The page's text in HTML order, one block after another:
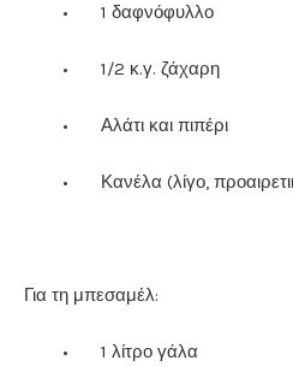
• 1 δαφνόφυλλο
• 1/2 κ.γ. ζάχαρη
• Αλάτι και πιπέρι
• Κανέλα (λίγο,
Για τη μπεσαμέλ:
• 1 λίτρο γάλα